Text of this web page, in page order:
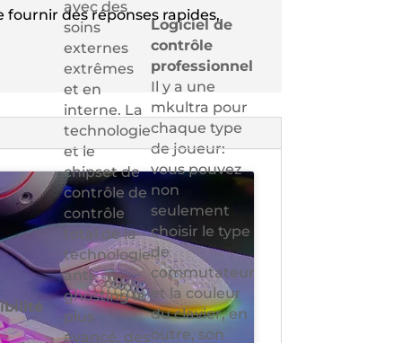
des réponses rapides,
avec des
soins
externes
extrêmes
et en
interne. La
technologie
et le
chipset de
contrôle de
contrôle
total de la
technologie
anti-
ghosting la
plus
avancé, des
Logiciel de
contrôle
professionnel
Il y a une
mkultra pour
chaque type
de joueur:
vous pouvez
non
seulement
choisir le type
de
commutateur
et la couleur
du clavier, en
outre, son